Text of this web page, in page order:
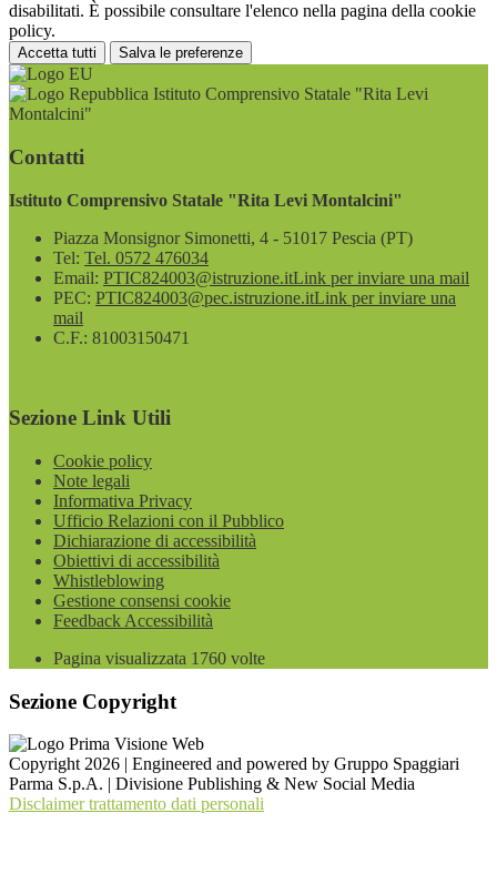
disabilitati. È possibile consultare l'elenco nella pagina della cookie
policy.
Accetta tutti Salva le preferenze
Istituto Comprensivo Statale "Rita Levi
Montalcini"
Contatti
Istituto Comprensivo Statale "Rita Levi Montalcini"
Piazza Monsignor Simonetti, 4 - 51017 Pescia (PT)
Tel: Tel. 0572 476034
Email: PTIC824003@istruzione.itLink per inviare una mail
PEC: PTIC824003@pec.istruzione.itLink per inviare una
mail
C.F.: 81003150471
Sezione Link Utili
Cookie policy
Note legali
Informativa Privacy
Ufficio Relazioni con il Pubblico
Dichiarazione di accessibilità
Obiettivi di accessibilità
Whistleblowing
Gestione consensi cookie
Feedback Accessibilità
Pagina visualizzata 1760 volte
Sezione Copyright
Copyright 2026 | Engineered and powered by Gruppo Spaggiari
Parma S.p.A. | Divisione Publishing & New Social Media
Disclaimer trattamento dati personali